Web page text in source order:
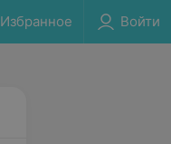
Избранное Войти